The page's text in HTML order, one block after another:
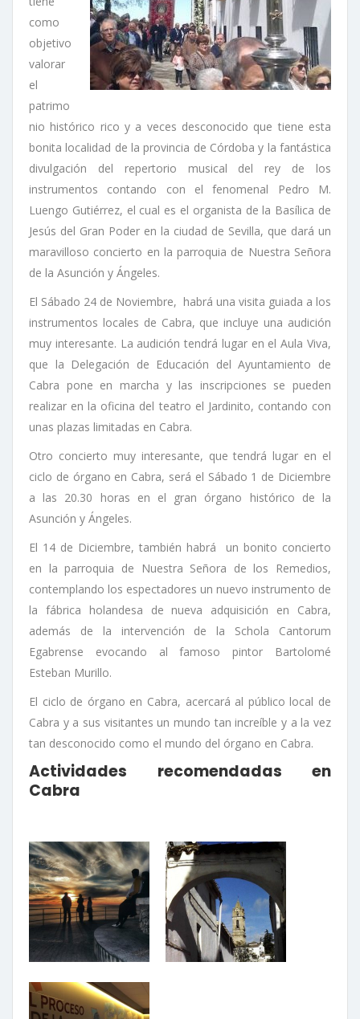
como
objetivo
valorar
el
patrimo
nio histórico rico y a veces desconocido que tiene esta
bonita localidad de la provincia de Córdoba y la fantástica
divulgación del repertorio musical del rey de los
instrumentos contando con el fenomenal Pedro M.
Luengo Gutiérrez, el cual es el organista de la Basílica de
Jesús del Gran Poder en la ciudad de Sevilla, que dará un
maravilloso concierto en la parroquia de Nuestra Señora
de la Asunción y Ángeles.
El Sábado 24 de Noviembre, habrá una visita guiada a los
instrumentos locales de Cabra, que incluye una audición
muy interesante. La audición tendrá lugar en el Aula Viva,
que la Delegación de Educación del Ayuntamiento de
Cabra pone en marcha y las inscripciones se pueden
realizar en la oficina del teatro el Jardinito, contando con
unas plazas limitadas en Cabra.
Otro concierto muy interesante, que tendrá lugar en el
ciclo de órgano en Cabra, será el Sábado 1 de Diciembre
a las 20.30 horas en el gran órgano histórico de la
Asunción y Ángeles.
El 14 de Diciembre, también habrá un bonito concierto
en la parroquia de Nuestra Señora de los Remedios,
contemplando los espectadores un nuevo instrumento de
la fábrica holandesa de nueva adquisición en Cabra,
además de la intervención de la Schola Cantorum
Egabrense evocando al famoso pintor Bartolomé
Esteban Murillo.
El ciclo de órgano en Cabra, acercará al público local de
Cabra y a sus visitantes un mundo tan increíble y a la vez
tan desconocido como el mundo del órgano en Cabra.
Actividades recomendadas en
Cabra